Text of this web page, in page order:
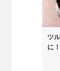
ツ
に！